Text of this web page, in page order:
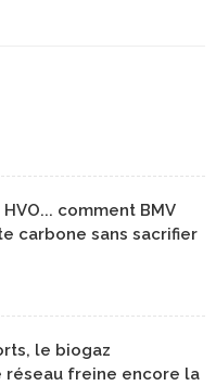
comment BMV
carbone sans sacrifier
le biogaz
réseau freine encore la